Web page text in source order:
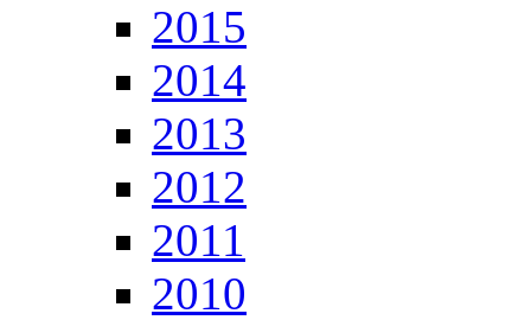
2015
2014
2013
2012
2011
2010